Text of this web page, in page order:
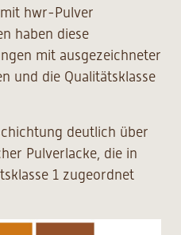
hwr-Pulver
haben diese
mit ausgezeichneter
und die Qualitätsklasse
deutlich über
Pulverlacke, die in
1 zugeordnet